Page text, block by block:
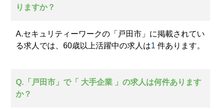
りますか？
A.セキュリティーワークの「戸田市」に掲載されてい
る求人では、60歳以上活躍中の求人は1 件あります。
Q.「戸田市」で「 大手企業 」の求人は何件あります
か？